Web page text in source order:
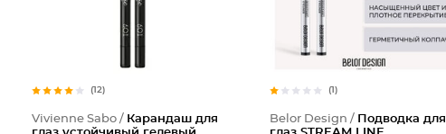
(12)
Vivienne Sabo / Карандаш для
(1)
Belor Design / Подводка для